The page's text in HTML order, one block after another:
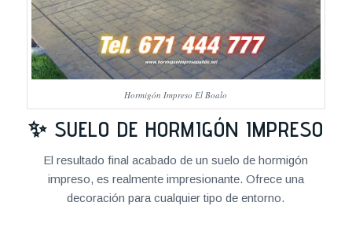
Hormigón Impreso El Boalo
✨ SUELO DE HORMIGÓN IMPRESO
El resultado final acabado de un suelo de hormigón
impreso, es realmente impresionante. Ofrece una
decoración para cualquier tipo de entorno.